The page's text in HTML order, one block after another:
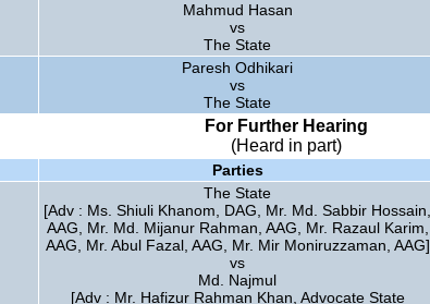
Mahmud Hasan
vs
The State
Paresh Odhikari
vs
The State
For Further Hearing
(Heard in part)
Parties
The State
[Adv : Ms. Shiuli Khanom, DAG, Mr. Md. Sabbir Hossain,
AAG, Mr. Md. Mijanur Rahman, AAG, Mr. Razaul Karim,
AAG, Mr. Abul Fazal, AAG, Mr. Mir Moniruzzaman, AAG]
vs
Md. Najmul
[Adv : Mr. Hafizur Rahman Khan, Advocate State